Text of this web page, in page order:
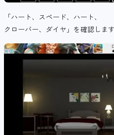
「ハート、スペード、ハート、
クローバー、ダイヤ」を確認します